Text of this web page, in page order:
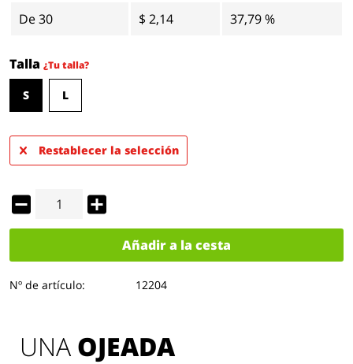
De30 $ 2,14 37,79 %
Talla ¿Tu talla?
S L
Restablecer la selección
Añadir a la cesta
Nº de artículo: 12204
UNA OJEADA